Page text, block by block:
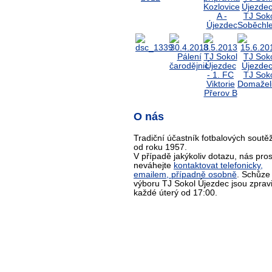
O nás
Tradiční účastník fotbalových
od roku 1957.
V případě jakýkoliv dotazu, nás
neváhejte kontaktovat telefonicky,
emailem, případně osobně. Schůze
výboru TJ Sokol Újezdec jsou
každé úterý od 17:00.